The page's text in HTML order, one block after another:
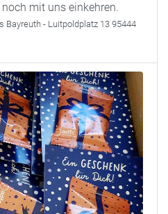
mit uns einkehren.
Bayreuth - Luitpoldplatz 13 95444